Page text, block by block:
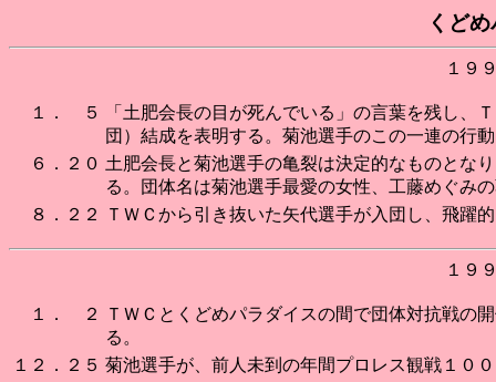
くど
１９
１． ５
「土肥会長の目が死んでいる」の言葉を残し、
団）結成を表明する。菊池選手のこの一連の行
６．２０ 土肥会長と菊池選手の亀裂は決定的なものとな
る。団体名は菊池選手最愛の女性、工藤めぐみ
８．２２
ＴＷＣから引き抜いた矢代選手が入団し、飛躍
１９
１． ２
ＴＷＣとくどめパラダイスの間で団体対抗戦の
る。
１２．２５ 菊池選手が、前人未到の年間プロレス観戦１０